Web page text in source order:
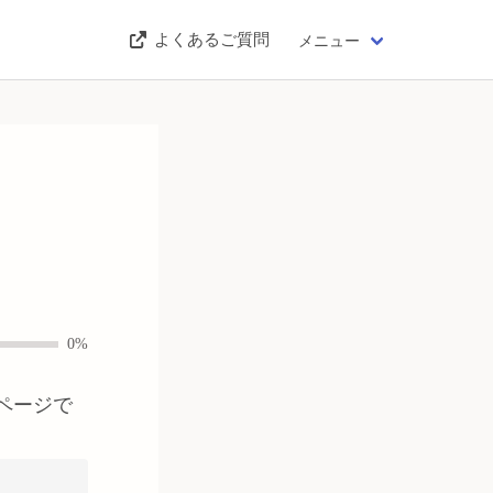
よくあるご質問 メニュー
0%
ージで